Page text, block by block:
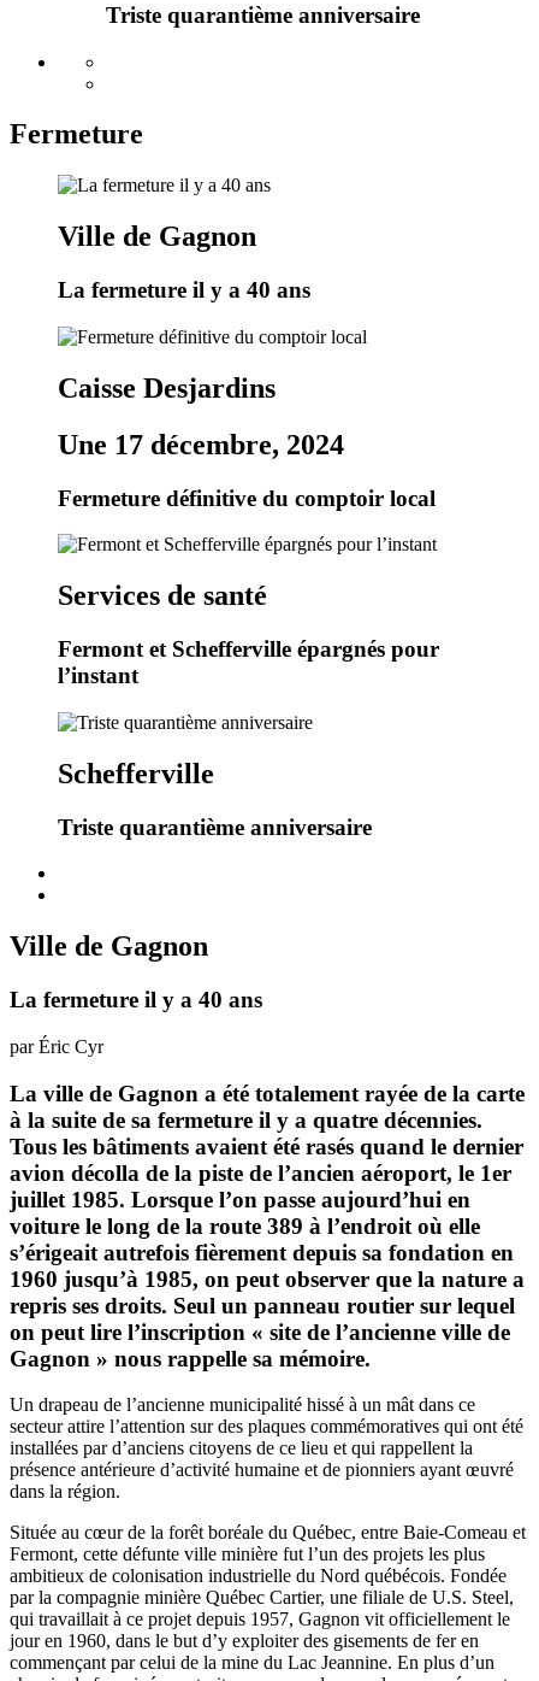
Triste quarantième anniversaire
Fermeture
Ville de Gagnon
La fermeture il y a 40 ans
Caisse Desjardins
Une 17 décembre, 2024
Fermeture définitive du comptoir local
Services de santé
Fermont et Schefferville épargnés pour
l’instant
Schefferville
Triste quarantième anniversaire
Ville de Gagnon
La fermeture il y a 40 ans
par Éric Cyr
La ville de Gagnon a été totalement rayée de la carte
à la suite de sa fermeture il y a quatre décennies.
Tous les bâtiments avaient été rasés quand le dernier
avion décolla de la piste de l’ancien aéroport, le 1er
juillet 1985. Lorsque l’on passe aujourd’hui en
voiture le long de la route 389 à l’endroit où elle
s’érigeait autrefois fièrement depuis sa fondation en
1960 jusqu’à 1985, on peut observer que la nature a
repris ses droits. Seul un panneau routier sur lequel
on peut lire l’inscription « site de l’ancienne ville de
Gagnon » nous rappelle sa mémoire.
Un drapeau de l’ancienne municipalité hissé à un mât dans ce
secteur attire l’attention sur des plaques commémoratives qui ont été
installées par d’anciens citoyens de ce lieu et qui rappellent la
présence antérieure d’activité humaine et de pionniers ayant œuvré
dans la région.
Située au cœur de la forêt boréale du Québec, entre Baie-Comeau et
Fermont, cette défunte ville minière fut l’un des projets les plus
ambitieux de colonisation industrielle du Nord québécois. Fondée
par la compagnie minière Québec Cartier, une filiale de U.S. Steel,
qui travaillait à ce projet depuis 1957, Gagnon vit officiellement le
jour en 1960, dans le but d’y exploiter des gisements de fer en
commençant par celui de la mine du Lac Jeannine. En plus d’un